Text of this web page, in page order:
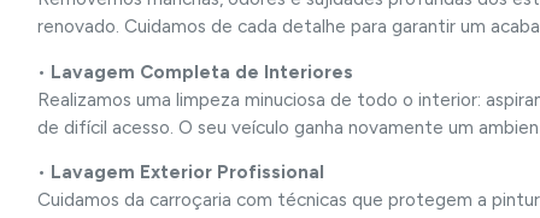
renovado. Cuidamos de cada detalhe para garantir um
• Lavagem Completa de Interiores
Realizamos uma limpeza minuciosa de todo o interior:
de difícil acesso. O seu veículo ganha novamente um
• Lavagem Exterior Profissional
Cuidamos da carroçaria com técnicas que protegem a